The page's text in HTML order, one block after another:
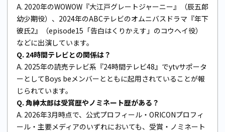
A. 2020年のWOWOW『大江戸グレートジャーニー』（辰五郎
幼少期役）、2024年のABCテレビのオムニバスドラマ『年下
彼氏2』（episode15「告白はくりかえす」のコウヘイ役）
などに出演しています。
Q. 24時間テレビとの関係は？
A. 2025年の読売テレビ系『24時間テレビ48』でytvサポータ
ーとしてBoys beメンバーとともに起用されていることが報
じられています。
Q. 角紳太郎は受賞歴やノミネート歴がある？
A. 2026年3月時点で、公式プロフィール・ORICONプロフィ
ール・主要メディアのいずれにおいても、受賞・ノミネート